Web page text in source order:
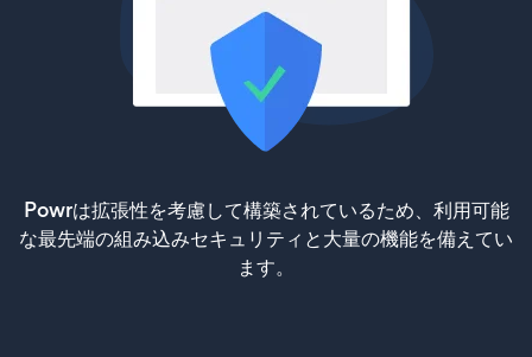
Powrは拡張性を考慮して構築されているため、利用可能
な最先端の組み込みセキュリティと大量の機能を備えてい
ます。